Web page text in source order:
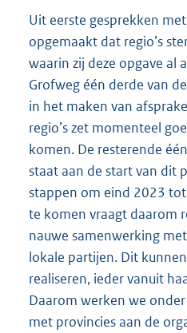
Uit eerste gesprekken
opgemaakt dat regio’s
waarin zij deze opgave al
Grofweg één derde van
in het maken van
regio’s zet momenteel
komen. De resterende
staat aan de start van dit
stappen om eind 2023
te komen vraagt daarom
nauwe samenwerking
lokale partijen. Dit
realiseren, ieder vanuit
Daarom werken we
met provincies aan de